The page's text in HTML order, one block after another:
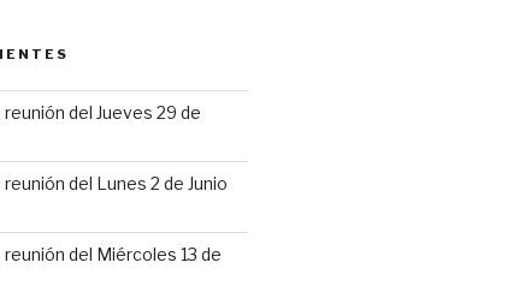
del Jueves 29 de
del Lunes 2 de Junio
del Miércoles 13 de